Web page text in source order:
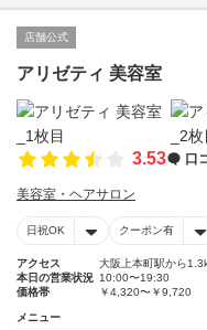
店舗公式
アリゼティ 美容室
3.53 口
美容室・ヘアサロン
日祝OK クーポン有
アクセス
大阪上本町駅から
本日の営業状況 10:00〜19:30
価格帯
￥4,320〜￥9,720
メニュー